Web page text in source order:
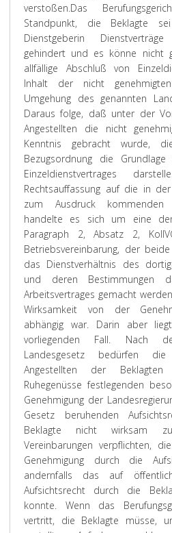
verstoßen.Das
Standpunkt, die Beklagte
Dienstgeberin
gehindert und es könne nicht
allfällige Abschluß von
Inhalt der nicht
Umgehung des genannten
Daraus folge, daß unter der
Angestellten die nicht
Kenntnis gebracht wurde,
Bezugsordnung die
Einzeldienstvertrages
Rechtsauffassung auf die in
zum Ausdruck kommenden
handelte es sich um eine
Paragraph 2, Absatz 2,
Betriebsvereinbarung, der
das Dienstverhältnis des
und deren Bestimmungen
Arbeitsvertrages gemacht
Wirksamkeit von der
abhängig war. Darin aber
vorliegenden Fall. Nach
Landesgesetz bedürfen
Angestellten der
Ruhegenüsse festlegenden
Genehmigung der
Gesetz beruhenden
Beklagte nicht wirksam
Vereinbarungen verpflichten,
Genehmigung durch die
andernfalls das auf
Aufsichtsrecht durch die
konnte. Wenn das
vertritt, die Beklagte müsse,